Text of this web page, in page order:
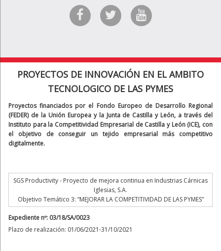
PROYECTOS DE INNOVACIÓN EN EL AMBITO
TECNOLOGICO DE LAS PYMES
Proyectos financiados por el Fondo Europeo de Desarrollo Regional
(FEDER) de la Unión Europea y la Junta de Castilla y León, a través del
Instituto para la Competitividad Empresarial de Castilla y León (ICE), con
el objetivo de conseguir un tejido empresarial más competitivo
digitalmente.
SGS Productivity - Proyecto de mejora continua en Industrias Cárnicas
Iglesias, S.A.
Objetivo Temático 3: “MEJORAR LA COMPETITIVIDAD DE LAS PYMES”
Expediente nº: 03/18/SA/0023
Plazo de realización: 01/06/2021-31/10/2021